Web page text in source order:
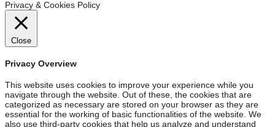
Privacy & Cookies Policy
Close
Privacy Overview
This website uses cookies to improve your experience while you
navigate through the website. Out of these, the cookies that are
categorized as necessary are stored on your browser as they are
essential for the working of basic functionalities of the website. We
also use third-party cookies that help us analyze and understand